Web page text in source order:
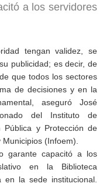
a los servidores
tengan validez, se
publicidad; es decir, de
que todos los sectores
de decisiones y en la
aseguró José
del Instituto de
Pública y Protección de
(Infoem).
garante capacitó a los
en la Biblioteca
en la sede institucional.